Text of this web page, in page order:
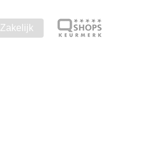
Zakelijk